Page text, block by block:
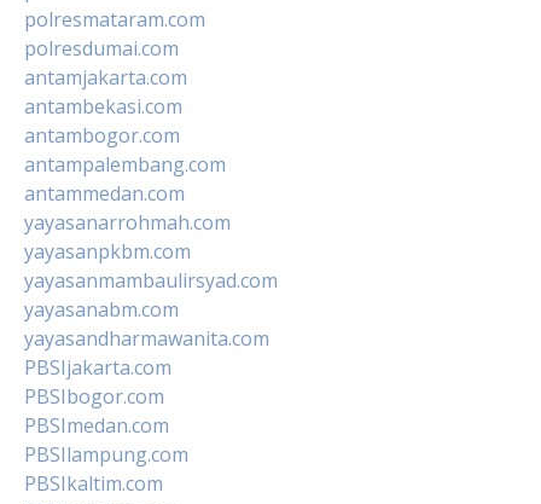
polresmataram.com
polresdumai.com
antamjakarta.com
antambekasi.com
antambogor.com
antampalembang.com
antammedan.com
yayasanarrohmah.com
yayasanpkbm.com
yayasanmambaulirsyad.com
yayasanabm.com
yayasandharmawanita.com
PBSIjakarta.com
PBSIbogor.com
PBSImedan.com
PBSIlampung.com
PBSIkaltim.com